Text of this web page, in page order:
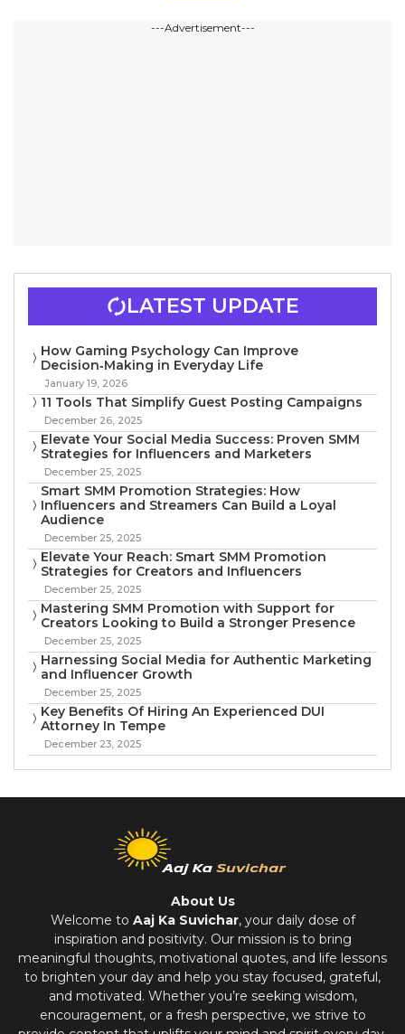
---Advertisement---
LATEST UPDATE
How Gaming Psychology Can Improve
Decision‑Making in Everyday Life
January 19, 2026
11 Tools That Simplify Guest Posting Campaigns
December 26, 2025
Elevate Your Social Media Success: Proven SMM
Strategies for Influencers and Marketers
December 25, 2025
Smart SMM Promotion Strategies: How
Influencers and Streamers Can Build a Loyal
Audience
December 25, 2025
Elevate Your Reach: Smart SMM Promotion
Strategies for Creators and Influencers
December 25, 2025
Mastering SMM Promotion with Support for
Creators Looking to Build a Stronger Presence
December 25, 2025
Harnessing Social Media for Authentic Marketing
and Influencer Growth
December 25, 2025
Key Benefits Of Hiring An Experienced DUI
Attorney In Tempe
December 23, 2025
About Us
Welcome to Aaj Ka Suvichar, your daily dose of
inspiration and positivity. Our mission is to bring
meaningful thoughts, motivational quotes, and life lessons
to brighten your day and help you stay focused, grateful,
and motivated. Whether you’re seeking wisdom,
encouragement, or a fresh perspective, we strive to